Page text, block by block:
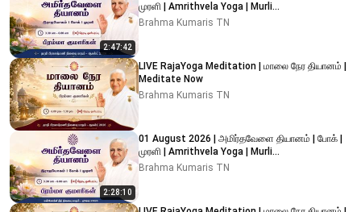
2:47:42
முரளி | Amrithvela Yoga | Murli
#brahmakumaristamilnadu
Brahma Kumaris TN
LIVE RajaYoga Meditation | மாலை நேர தியானம் |
Meditate Now
Brahma Kumaris TN
2:28:10
01 August 2026 | அமிர்தவேளை தியானம் | போக் |
முரளி | Amrithvela Yoga | Murli
#brahmakumaristamilnadu
Brahma Kumaris TN